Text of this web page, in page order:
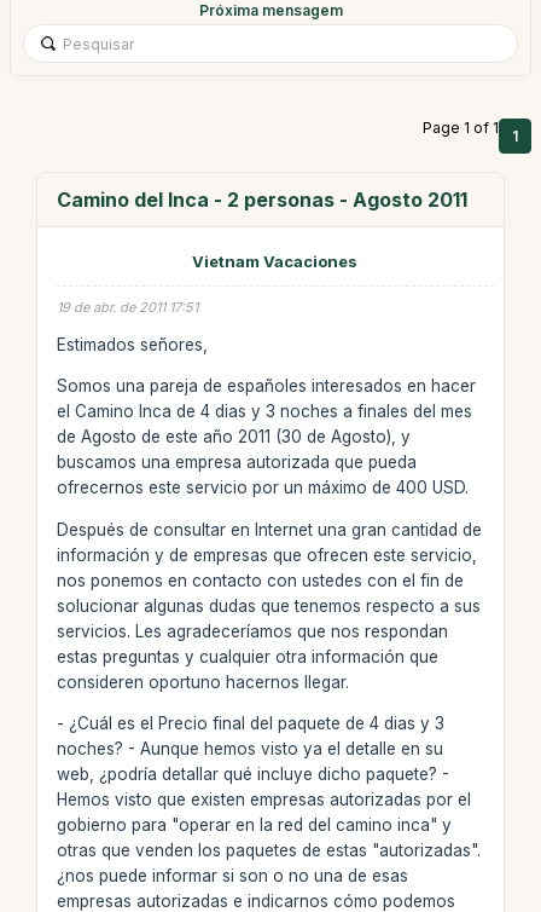
Próxima mensagem
Page 1 of 1 1
Camino del Inca - 2 personas - Agosto 2011
Vietnam Vacaciones
19 de abr. de 2011 17:51
Estimados señores,
Somos una pareja de españoles interesados en hacer
el Camino Inca de 4 dias y 3 noches a finales del mes
de Agosto de este año 2011 (30 de Agosto), y
buscamos una empresa autorizada que pueda
ofrecernos este servicio por un máximo de 400 USD.
Después de consultar en Internet una gran cantidad de
información y de empresas que ofrecen este servicio,
nos ponemos en contacto con ustedes con el fin de
solucionar algunas dudas que tenemos respecto a sus
servicios. Les agradeceríamos que nos respondan
estas preguntas y cualquier otra información que
consideren oportuno hacernos llegar.
- ¿Cuál es el Precio final del paquete de 4 dias y 3
noches? - Aunque hemos visto ya el detalle en su
web, ¿podría detallar qué incluye dicho paquete? -
Hemos visto que existen empresas autorizadas por el
gobierno para "operar en la red del camino inca" y
otras que venden los paquetes de estas "autorizadas".
¿nos puede informar si son o no una de esas
empresas autorizadas e indicarnos cómo podemos